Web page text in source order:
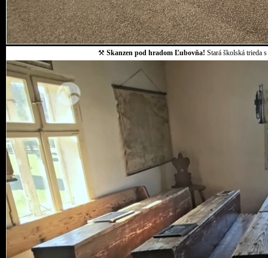
⚒ Skanzen pod hradom Ľubovňa! Stará školská trieda